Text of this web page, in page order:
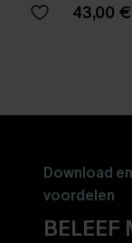
43,00 €
Download
voordelen
BELEEF